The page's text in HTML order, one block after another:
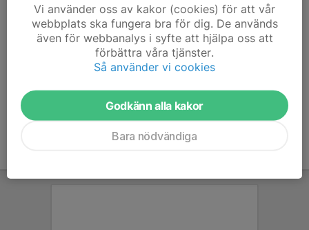
cafeterian m.m. enligt instruktion i cafeterian.
Om något lag får förändrade matchschema och får
svårt att ansvara vid nedan tillfälle se om ni kan byta
med ett annat lag samt meddela kansliet om bytet
Vi använder oss av kakor (cookies) för att vår
webbplats ska fungera bra för dig. De används
även för webbanalys i syfte att hjälpa oss att
förbättra våra tjänster.
Så använder vi cookies
Godkänn alla kakor
Bara nödvändiga